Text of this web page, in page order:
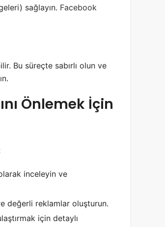
sağlayın. Facebook
Bu süreçte sabırlı olun ve
Önlemek İçin
inceleyin ve
değerli reklamlar oluşturun.
için detaylı